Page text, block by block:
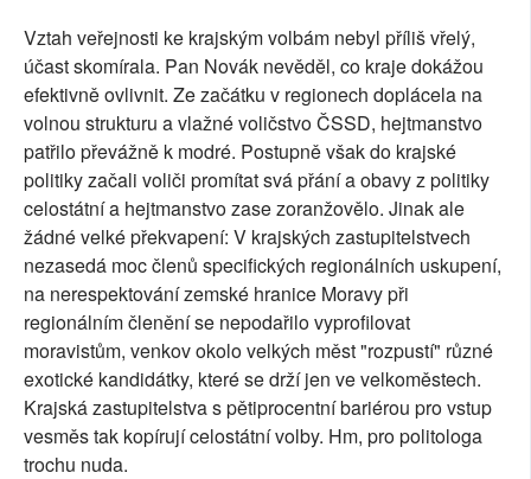
Vztah veřejnosti ke krajským volbám nebyl příliš vřelý,
účast skomírala. Pan Novák nevěděl, co kraje dokážou
efektivně ovlivnit. Ze začátku v regionech doplácela na
volnou strukturu a vlažné voličstvo ČSSD, hejtmanstvo
patřilo převážně k modré. Postupně však do krajské
politiky začali voliči promítat svá přání a obavy z politiky
celostátní a hejtmanstvo zase zoranžovělo. Jinak ale
žádné velké překvapení: V krajských zastupitelstvech
nezasedá moc členů specifických regionálních uskupení,
na nerespektování zemské hranice Moravy při
regionálním členění se nepodařilo vyprofilovat
moravistům, venkov okolo velkých měst "rozpustí" různé
exotické kandidátky, které se drží jen ve velkoměstech.
Krajská zastupitelstva s pětiprocentní bariérou pro vstup
vesměs tak kopírují celostátní volby. Hm, pro politologa
trochu nuda.